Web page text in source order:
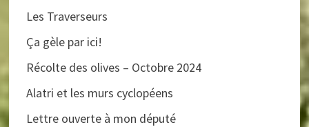
Les Traverseurs
Ça gèle par ici!
Récolte des olives – Octobre 2024
Alatri et les murs cyclopéens
Lettre ouverte à mon député